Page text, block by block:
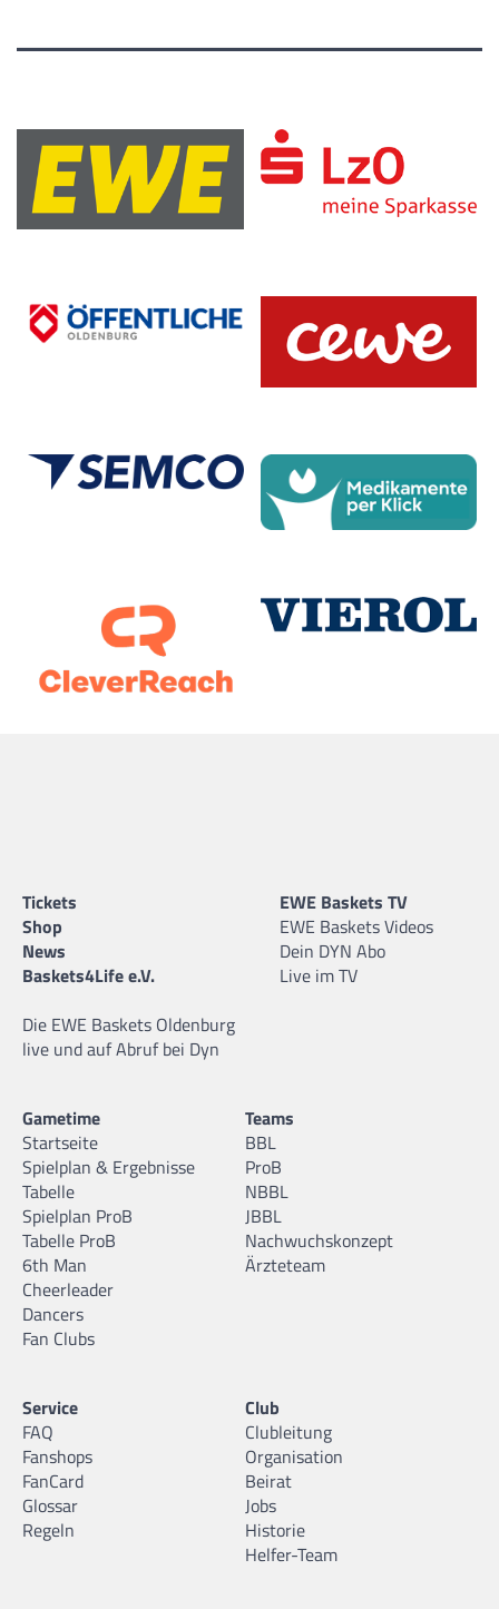
Tickets
Shop
News
Baskets4Life e.V.
Die EWE Baskets Oldenburg
live und auf Abruf bei Dyn
EWE Baskets TV
EWE Baskets Videos
Dein DYN Abo
Live im TV
Gametime
Startseite
Spielplan & Ergebnisse
Tabelle
Spielplan ProB
Tabelle ProB
6th Man
Cheerleader
Dancers
Fan Clubs
Teams
BBL
ProB
NBBL
JBBL
Nachwuchskonzept
Ärzteteam
Service
FAQ
Fanshops
FanCard
Glossar
Regeln
Club
Clubleitung
Organisation
Beirat
Jobs
Historie
Helfer-Team